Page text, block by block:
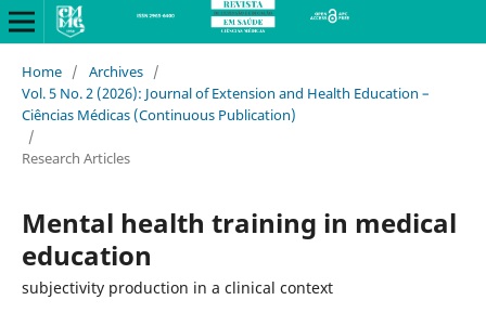
Home / Archives /
Vol. 5 No. 2 (2026): Journal of Extension and Health Education –
Ciências Médicas (Continuous Publication)
/
Research Articles
Mental health training in medical
education
subjectivity production in a clinical context